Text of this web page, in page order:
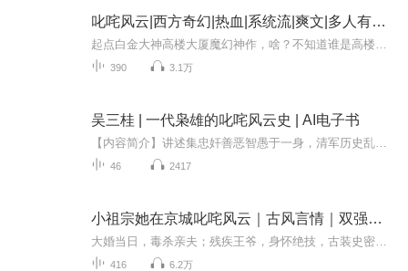
叱咤风云|西方奇幻|热血|系统流|爽文|多人有声剧
390 3.1万
吴三桂 | 一代枭雄的叱咤风云史 | AI电子书
46 2417
小祖宗她在京城叱咤风云｜古风言情｜双强甜宠｜萌系统
416 6.2万